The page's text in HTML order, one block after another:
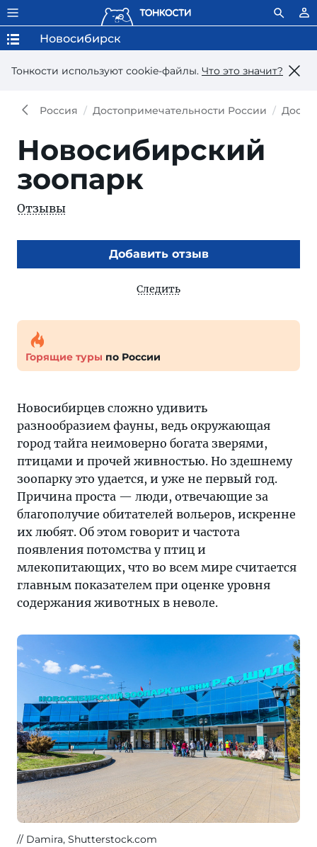
Тонкости используют сookie-файлы. Что это значит?
Новосибирск
Россия Достопримечательности России
Новосибирский
зоопарк
Отзывы
Добавить отзыв
Следить
Горящие туры по России
Новосибирцев сложно удивить
разнообразием фауны, ведь окружающая
город тайга неимоверно богата зверями,
птицами и прочей живностью. Но здешнему
зоопарку это удается, и уже не первый год.
Причина проста — люди, отвечающие за
благополучие обитателей вольеров, искренне
их любят. Об этом говорит и частота
появления потомства у птиц и
млекопитающих, что во всем мире считается
главным показателем при оценке уровня
содержания животных в неволе.
Damira, Shutterstock.com